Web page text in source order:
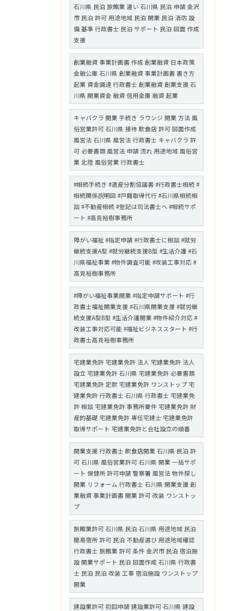
石川県 民泊 旅館業 違い 石川県 民泊 申請 金沢
市 民泊 許可 用途地域 民泊 開業 民泊 消防 設
備 基準 行政書士 民泊 サポート 民泊 図面 作成
支援
創業融資 事業計画書 作成 創業融資 日本政策
金融公庫 石川県 創業融資 事業計画書 書き方
起業 資金調達 行政書士 創業融資 創業支援 石
川県 開業資金 融資 信用金庫 融資 起業
キャバクラ 開業 手続き ラウンジ 開業 方法 風
俗営業許可 石川県 接待 飲食店 許可 図面作成
風営法 石川県 風営法 行政書士 キャバクラ 許
可 必要書類 風営法 申請 流れ 用途地域 風俗営
業 北陸 風俗営業 行政書士
#相続手続き #遺産分割協議書 #行政書士相続 #
相続関係説明図 #戸籍取得代行 #石川県相続相
談 #不動産相続 #登記は司法書士へ #相続サポ
ート #高見裕樹事務所
障がい福祉 #指定申請 #行政書士に相談 #就労
継続支援A型 #就労継続支援B型 #生活介護 #石
川県福祉事業 #物件調査可能 #改装工事対応 #
高見裕樹事務所
#障がい福祉事業開業 #指定申請サポート #行
政書士福祉開業支援 #石川県開業支援 #就労継
続支援A型B型 #生活介護開業 #物件紹介対応 #
改装工事対応可能 #福祉ビジネススタート #行
政書士高見裕樹事務所
宅建業免許 宅建業免許 法人 宅建業免許 法人
設立 宅建業免許 石川県 宅建業免許 必要書類
宅建業免許 定款 宅建業免許 ワンストップ 宅
建業免許 行政書士 石川県 行政書士 宅建業免
許 相談 宅建業免許 事務所要件 宅建業免許 財
産的基礎 宅建業免許 専任宅建士 宅建業免許
取得サポート 宅建業免許と会社設立の順番
開業支援 行政書士 飲食店開業 石川県 民泊 許
可 石川県 風俗営業許可 石川県 開業 一括サポ
ート 保健所 許可申請 警察署 風営法 物件探し
開業 リフォーム 行政書士 石川県 開業支援 創
業融資 事業計画書 開業 許可 改装 ワンストッ
プ
旅館業許可 石川県 民泊 石川県 用途地域 民泊
簡易宿所 許可 民泊 不動産選び 用途地域確認
行政書士 旅館業 許可 条件 金沢市 民泊 宿泊施
設 開業サポート 民泊 図面作成 石川県 行政書
士 民泊 民泊 改装 工事 宿泊施設 ワンストップ
開業
建設業許可 初回申請 建設業許可 石川県 建設